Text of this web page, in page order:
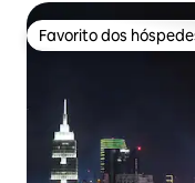
Favorito dos
Favorito dos